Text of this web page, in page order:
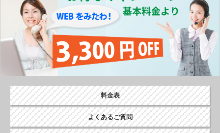
ビ
ゲ
ー
シ
ョ
ン
料金表
よくあるご質問